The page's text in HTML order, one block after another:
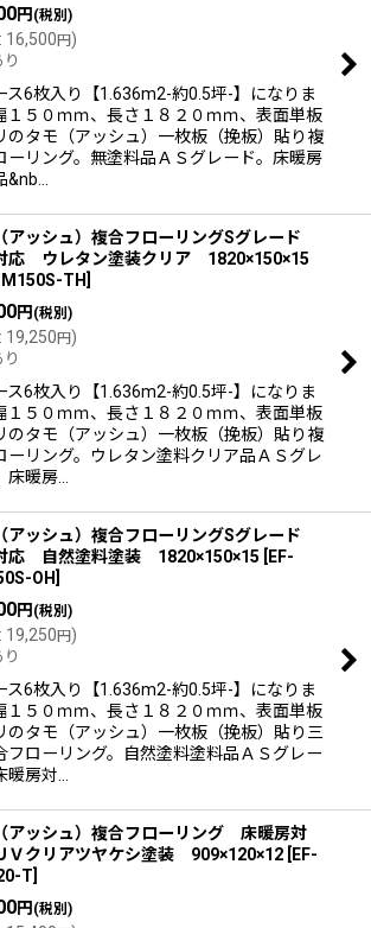
円 (税別)
: 16,500円)
ス6枚入り【1.636m2-約0.5坪-】になりま
１５０ｍｍ、長さ１８２０ｍｍ、表面単板
のタモ（アッシュ）一枚板（挽板）貼り複
ーリング。無塗料品ＡＳグレード。床暖房
&nb…
アッシュ）複合フローリングSグレード
応 ウレタン塗装クリア 1820×150×15
TH
円 (税別)
: 19,250円)
ス6枚入り【1.636m2-約0.5坪-】になりま
１５０ｍｍ、長さ１８２０ｍｍ、表面単板
のタモ（アッシュ）一枚板（挽板）貼り複
ーリング。ウレタン塗料クリア品ＡＳグレ
床暖房…
アッシュ）複合フローリングSグレード
応 自然塗料塗装 1820×150×15
EF-
OH
円 (税別)
: 19,250円)
ス6枚入り【1.636m2-約0.5坪-】になりま
１５０ｍｍ、長さ１８２０ｍｍ、表面単板
のタモ（アッシュ）一枚板（挽板）貼り三
フローリング。自然塗料塗料品ＡＳグレー
暖房対…
アッシュ）複合フローリング 床暖房対
クリアツヤケシ塗装 909×120×12
EF-
T
円 (税別)